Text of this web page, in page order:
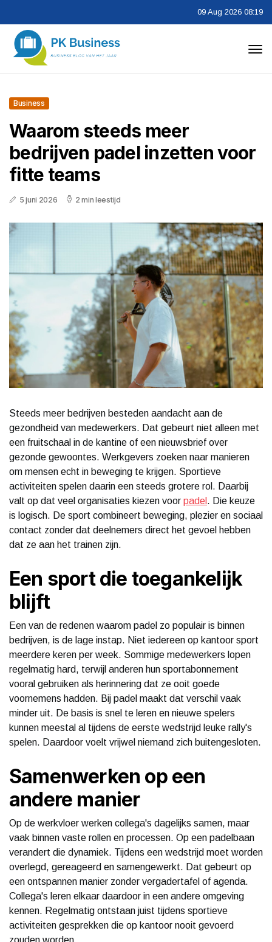
09 Aug 2026 08:19
Business
Waarom steeds meer
bedrijven padel inzetten voor
fitte teams
5 juni 2026 2 min leestijd
Steeds meer bedrijven besteden aandacht aan de
gezondheid van medewerkers. Dat gebeurt niet alleen met
een fruitschaal in de kantine of een nieuwsbrief over
gezonde gewoontes. Werkgevers zoeken naar manieren
om mensen echt in beweging te krijgen. Sportieve
activiteiten spelen daarin een steeds grotere rol. Daarbij
valt op dat veel organisaties kiezen voor padel . Die keuze
is logisch. De sport combineert beweging, plezier en sociaal
contact zonder dat deelnemers direct het gevoel hebben
dat ze aan het trainen zijn.
Een sport die toegankelijk
blijft
Een van de redenen waarom padel zo populair is binnen
bedrijven, is de lage instap. Niet iedereen op kantoor sport
meerdere keren per week. Sommige medewerkers lopen
regelmatig hard, terwijl anderen hun sportabonnement
vooral gebruiken als herinnering dat ze ooit goede
voornemens hadden. Bij padel maakt dat verschil vaak
minder uit. De basis is snel te leren en nieuwe spelers
kunnen meestal al tijdens de eerste wedstrijd leuke rally's
spelen. Daardoor voelt vrijwel niemand zich buitengesloten.
Samenwerken op een
andere manier
Op de werkvloer werken collega's dagelijks samen, maar
vaak binnen vaste rollen en processen. Op een padelbaan
verandert die dynamiek. Tijdens een wedstrijd moet worden
overlegd, gereageerd en samengewerkt. Dat gebeurt op
een ontspannen manier zonder vergadertafel of agenda.
Collega's leren elkaar daardoor in een andere omgeving
kennen. Regelmatig ontstaan juist tijdens sportieve
activiteiten gesprekken die op kantoor nooit gevoerd
zouden worden.